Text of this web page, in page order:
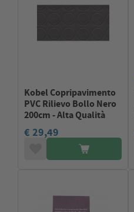
Kobel Copripavimento
PVC Rilievo Bollo Nero
200cm - Alta Qualità
€ 29,49